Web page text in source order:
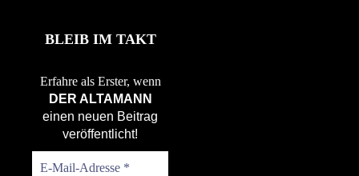
BLEIB IM TAKT
Erfahre als Erster, wenn
DER ALTAMANN
einen neuen Beitrag
veröffentlicht!